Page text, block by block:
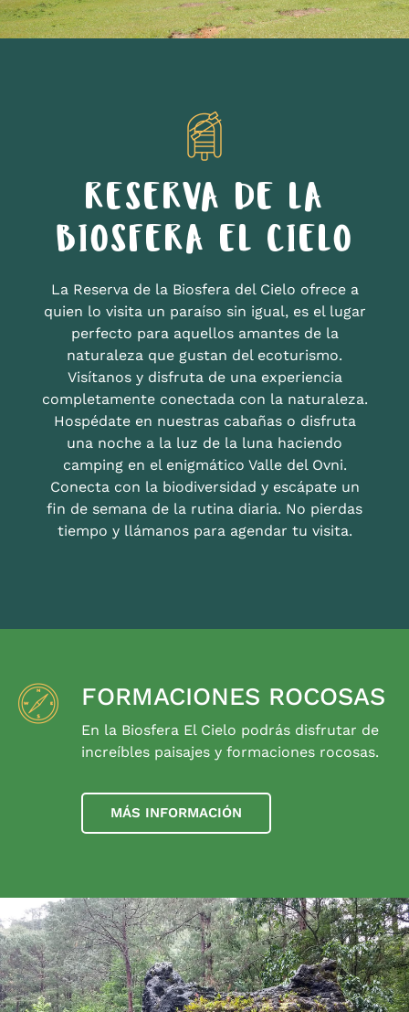
RESERVA DE LA
BIOSFERA EL CIELO
La Reserva de la Biosfera del Cielo ofrece a
quien lo visita un paraíso sin igual, es el lugar
perfecto para aquellos amantes de la
naturaleza que gustan del ecoturismo.
Visítanos y disfruta de una experiencia
completamente conectada con la naturaleza.
Hospédate en nuestras cabañas o disfruta
una noche a la luz de la luna haciendo
camping en el enigmático Valle del Ovni.
Conecta con la biodiversidad y escápate un
fin de semana de la rutina diaria. No pierdas
tiempo y llámanos para agendar tu visita.
FORMACIONES ROCOSAS
En la Biosfera El Cielo podrás disfrutar de
increíbles paisajes y formaciones rocosas.
MÁS INFORMACIÓN